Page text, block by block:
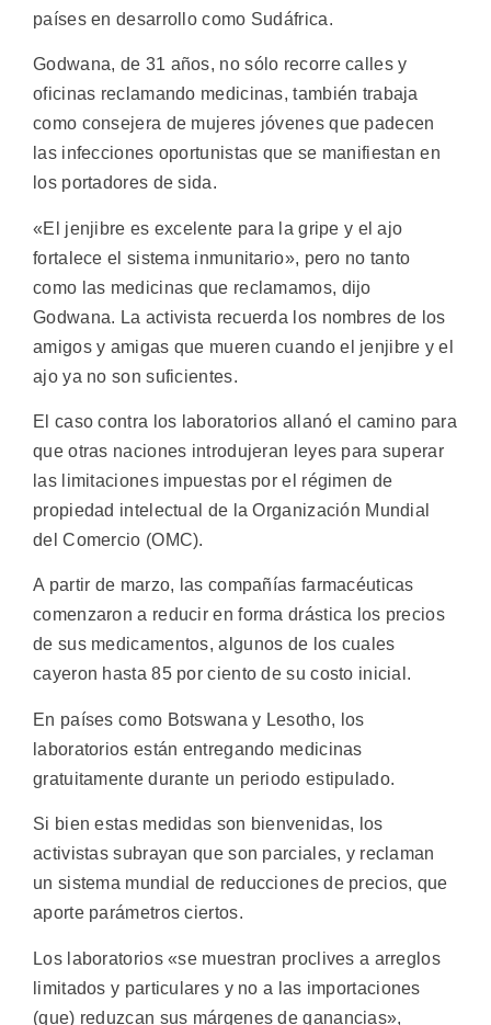
países en desarrollo como Sudáfrica.
Godwana, de 31 años, no sólo recorre calles y
oficinas reclamando medicinas, también trabaja
como consejera de mujeres jóvenes que padecen
las infecciones oportunistas que se manifiestan en
los portadores de sida.
«El jenjibre es excelente para la gripe y el ajo
fortalece el sistema inmunitario», pero no tanto
como las medicinas que reclamamos, dijo
Godwana. La activista recuerda los nombres de los
amigos y amigas que mueren cuando el jenjibre y el
ajo ya no son suficientes.
El caso contra los laboratorios allanó el camino para
que otras naciones introdujeran leyes para superar
las limitaciones impuestas por el régimen de
propiedad intelectual de la Organización Mundial
del Comercio (OMC).
A partir de marzo, las compañías farmacéuticas
comenzaron a reducir en forma drástica los precios
de sus medicamentos, algunos de los cuales
cayeron hasta 85 por ciento de su costo inicial.
En países como Botswana y Lesotho, los
laboratorios están entregando medicinas
gratuitamente durante un periodo estipulado.
Si bien estas medidas son bienvenidas, los
activistas subrayan que son parciales, y reclaman
un sistema mundial de reducciones de precios, que
aporte parámetros ciertos.
Los laboratorios «se muestran proclives a arreglos
limitados y particulares y no a las importaciones
(que) reduzcan sus márgenes de ganancias»,